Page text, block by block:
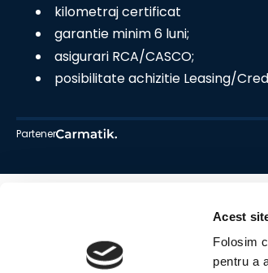
Acest
Folosim
pentru a
kilometraj certificat
garantie minim 6 luni;
asigurari RCA/CASCO;
posibilitate achizitie Leasing/
Partener